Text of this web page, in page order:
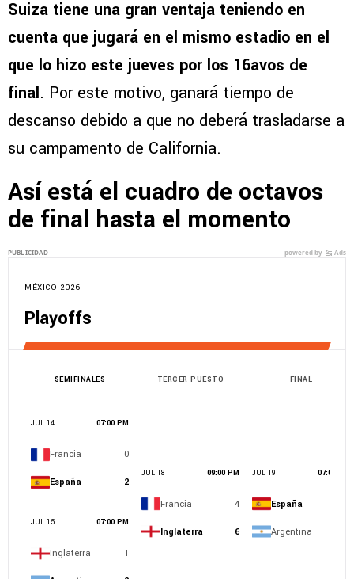
Suiza tiene una gran ventaja teniendo en
cuenta que jugará en el mismo estadio en el
que lo hizo este jueves por los 16avos de
final. Por este motivo, ganará tiempo de
descanso debido a que no deberá trasladarse a
su campamento de California.
Así está el cuadro de octavos
de final hasta el momento